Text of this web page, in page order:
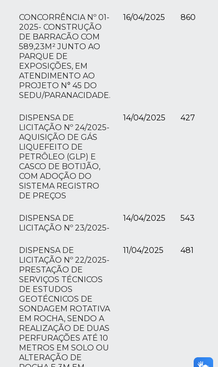
CONCORRÊNCIA Nº 01-
2025- CONSTRUÇÃO
DE BARRACÃO COM
589,23M² JUNTO AO
PARQUE DE
EXPOSIÇÕES, EM
ATENDIMENTO AO
PROJETO N° 45 DO
SEDU/PARANACIDADE.
16/04/2025 860
DISPENSA DE
LICITAÇÃO Nº 24/2025-
AQUISIÇÃO DE GÁS
LIQUEFEITO DE
PETRÔLEO (GLP) E
CASCO DE BOTIJÃO,
COM ADOÇÃO DO
SISTEMA REGISTRO
DE PREÇOS
14/04/2025 427
DISPENSA DE
LICITAÇÃO Nº 23/2025-
14/04/2025 543
DISPENSA DE
LICITAÇÃO Nº 22/2025-
PRESTAÇÃO DE
SERVIÇOS TÉCNICOS
DE ESTUDOS
GEOTÉCNICOS DE
SONDAGEM ROTATIVA
EM ROCHA, SENDO A
REALIZAÇÃO DE DUAS
PERFURAÇÕES ATÉ 10
METROS EM SOLO OU
ALTERAÇÃO DE
11/04/2025 481